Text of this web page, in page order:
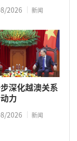
2026 新闻
深化越澳关系
力
2026 新闻